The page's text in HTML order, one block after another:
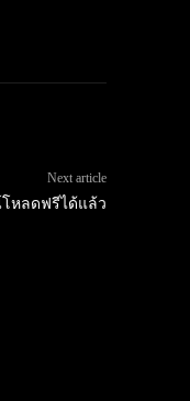
Next article
โหลดฟรีได้แล้ว